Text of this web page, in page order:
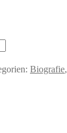
Biografie,